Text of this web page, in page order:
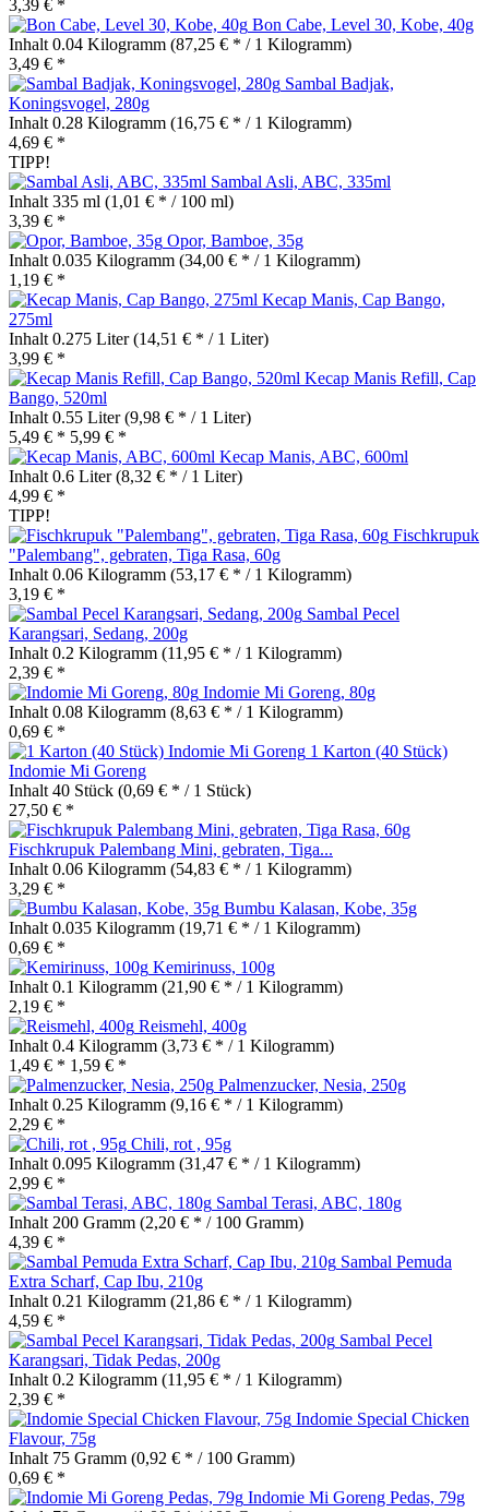
3,39 € *
Bon Cabe, Level 30, Kobe, 40g
Inhalt 0.04 Kilogramm (87,25 € * / 1 Kilogramm)
3,49 € *
Sambal Badjak,
Koningsvogel, 280g
Inhalt 0.28 Kilogramm (16,75 € * / 1 Kilogramm)
4,69 € *
TIPP!
Sambal Asli, ABC, 335ml
Inhalt 335 ml (1,01 € * / 100 ml)
3,39 € *
Opor, Bamboe, 35g
Inhalt 0.035 Kilogramm (34,00 € * / 1 Kilogramm)
1,19 € *
Kecap Manis, Cap Bango,
275ml
Inhalt 0.275 Liter(14,51 € * / 1 Liter)
3,99 € *
Kecap Manis Refill, Cap
Bango, 520ml
Inhalt 0.55 Liter(9,98 € * / 1 Liter)
5,49 € * 5,99 € *
Kecap Manis, ABC, 600ml
Inhalt 0.6 Liter(8,32 € * / 1 Liter)
4,99 € *
TIPP!
Fischkrupuk
"Palembang", gebraten, Tiga Rasa, 60g
Inhalt 0.06 Kilogramm (53,17 € * / 1 Kilogramm)
3,19 € *
Sambal Pecel
Karangsari, Sedang, 200g
Inhalt 0.2 Kilogramm (11,95 € * / 1 Kilogramm)
2,39 € *
Indomie Mi Goreng, 80g
Inhalt 0.08 Kilogramm (8,63 € * / 1 Kilogramm)
0,69 € *
1 Karton (40 Stück)
Indomie Mi Goreng
Inhalt 40 Stück (0,69 € * / 1 Stück)
27,50 € *
Fischkrupuk Palembang Mini, gebraten, Tiga...
Inhalt 0.06 Kilogramm (54,83 € * / 1 Kilogramm)
3,29 € *
Bumbu Kalasan, Kobe, 35g
Inhalt 0.035 Kilogramm (19,71 € * / 1 Kilogramm)
0,69 € *
Kemirinuss, 100g
Inhalt 0.1 Kilogramm (21,90 € * / 1 Kilogramm)
2,19 € *
Reismehl, 400g
Inhalt 0.4 Kilogramm (3,73 € * / 1 Kilogramm)
1,49 € * 1,59 € *
Palmenzucker, Nesia, 250g
Inhalt 0.25 Kilogramm (9,16 € * / 1 Kilogramm)
2,29 € *
Chili, rot , 95g
Inhalt 0.095 Kilogramm (31,47 € * / 1 Kilogramm)
2,99 € *
Sambal Terasi, ABC, 180g
Inhalt 200 Gramm (2,20 € * / 100 Gramm)
4,39 € *
Sambal Pemuda
Extra Scharf, Cap Ibu, 210g
Inhalt 0.21 Kilogramm (21,86 € * / 1 Kilogramm)
4,59 € *
Sambal Pecel
Karangsari, Tidak Pedas, 200g
Inhalt 0.2 Kilogramm (11,95 € * / 1 Kilogramm)
2,39 € *
Indomie Special Chicken
Flavour, 75g
Inhalt 75 Gramm (0,92 € * / 100 Gramm)
0,69 € *
Indomie Mi Goreng Pedas, 79g